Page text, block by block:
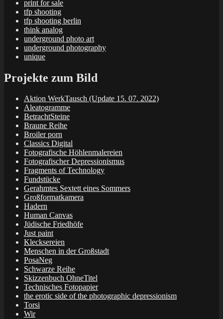
print for sale
tfp shooting
tfp shooting berlin
think analog
underground photo art
underground photography
unique
Projekte zum Bild
Aktion WerkTausch (Update 15. 07. 2022)
Aleatogramme
BetrachtSteine
Braune Reihe
Broiler porn
Classics Digital
Fotografische Höhlenmalereien
Fotografischer Depressionismus
Fragments of Technology
Fundstücke
Gerahmtes Sextett eines Sommers
Großformatkamera
Hadern
Human Canvas
Jüdische Friedhöfe
Just paint
Klecksereien
Menschen in der Großstadt
PosaNeg
Schwarze Reihe
Skizzenbuch OhneTitel
Technisches Fotopapier
the erotic side of the photographic depressionism
Torsi
Wir